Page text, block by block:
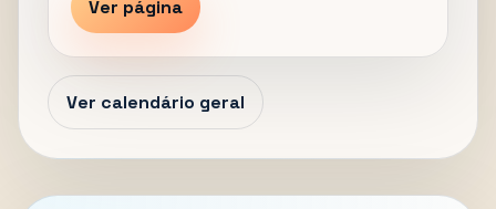
Ver página
Ver calendário geral